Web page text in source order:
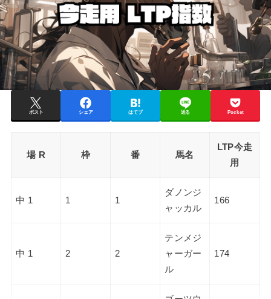
ポスト シェア はてブ 送る Pocket
場 R 枠 番 馬名
LTP今走
用
中 1 1 1
ダノンジ
ャッカル
166
中 1 2 2
テンメジ
ャーガー
ル
174